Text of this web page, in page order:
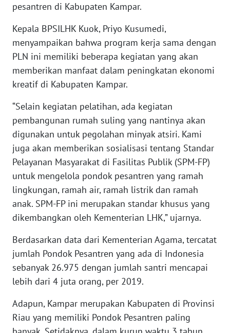
pesantren di Kabupaten Kampar.
Kepala BPSILHK Kuok, Priyo Kusumedi,
menyampaikan bahwa program kerja sama dengan
PLN ini memiliki beberapa kegiatan yang akan
memberikan manfaat dalam peningkatan ekonomi
kreatif di Kabupaten Kampar.
“Selain kegiatan pelatihan, ada kegiatan
pembangunan rumah suling yang nantinya akan
digunakan untuk pegolahan minyak atsiri. Kami
juga akan memberikan sosialisasi tentang Standar
Pelayanan Masyarakat di Fasilitas Publik (SPM-FP)
untuk mengelola pondok pesantren yang ramah
lingkungan, ramah air, ramah listrik dan ramah
anak. SPM-FP ini merupakan standar khusus yang
dikembangkan oleh Kementerian LHK,” ujarnya.
Berdasarkan data dari Kementerian Agama, tercatat
jumlah Pondok Pesantren yang ada di Indonesia
sebanyak 26.975 dengan jumlah santri mencapai
lebih dari 4 juta orang, per 2019.
Adapun, Kampar merupakan Kabupaten di Provinsi
Riau yang memiliki Pondok Pesantren paling
SULTRA
WN
NTB
SULTENG
WN
SULBAR
WN
BABEL
SUMBAR
WN
WN
BENGKULU
WN